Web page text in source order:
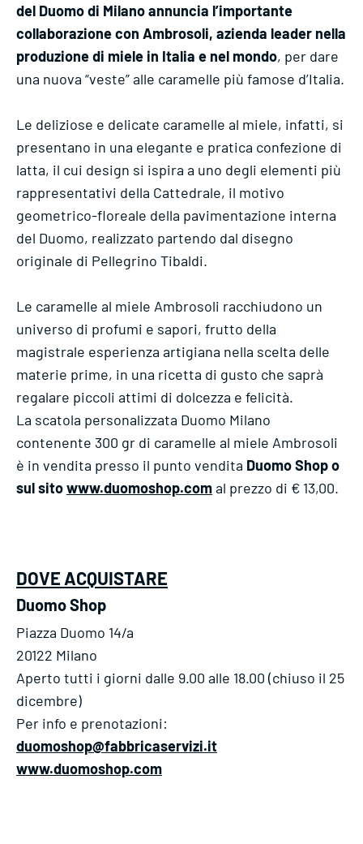
del Duomo di Milano annuncia l’importante
collaborazione con Ambrosoli, azienda leader nella
produzione di miele in Italia e nel mondo, per dare
una nuova “veste” alle caramelle più famose d’Italia.
Le deliziose e delicate caramelle al miele, infatti, si
presentano in una elegante e pratica confezione di
latta, il cui design si ispira a uno degli elementi più
rappresentativi della Cattedrale, il motivo
geometrico-floreale della pavimentazione interna
del Duomo, realizzato partendo dal disegno
originale di Pellegrino Tibaldi.
Le caramelle al miele Ambrosoli racchiudono un
universo di profumi e sapori, frutto della
magistrale esperienza artigiana nella scelta delle
materie prime, in una ricetta di gusto che saprà
regalare piccoli attimi di dolcezza e felicità.
La scatola personalizzata Duomo Milano
contenente 300 gr di caramelle al miele Ambrosoli
è in vendita presso il punto vendita Duomo Shop o
sul sitowww.duomoshop.comal prezzo di € 13,00.
DOVE ACQUISTARE
Duomo Shop
Piazza Duomo 14/a
20122 Milano
Aperto tutti i giorni dalle 9.00 alle 18.00 (chiuso il 25
dicembre)
Per info e prenotazioni:
duomoshop@fabbricaservizi.it
www.duomoshop.com